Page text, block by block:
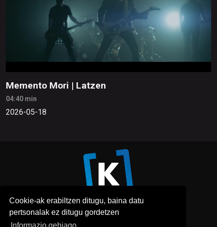
Cookie-ak erabiltzen ditugu, baina datu
pertsonalak ez ditugu gordetzen
Memento Mori | Latzen
04:40 min
2026-05-18